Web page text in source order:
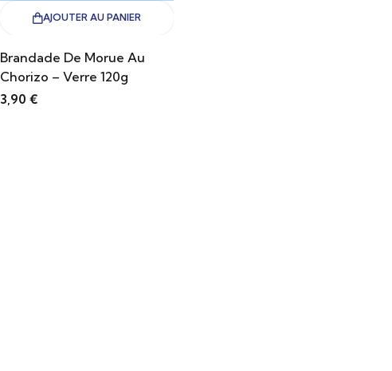
AJOUTER AU PANIER
Brandade De Morue Au
Chorizo – Verre 120g
3,90 €